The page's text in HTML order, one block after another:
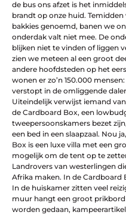
de bus ons afzet is het
brandt op onze huid.
bakkies genoemd, banen we
onderdak valt niet mee. De
blijken niet te vinden of liggen
zien we meteen al een groot
andere hoofdsteden op het
wonen er zo’n 150.000
verstopt in de omliggende
Uiteindelijk verwijst iemand
de Cardboard Box, een
tweepersoonskamers bezet
een bed in een slaapzaal. Nou
Box is een luxe villa met een
mogelijk om de tent op te
Landrovers van westerlingen
Afrika maken. In de Cardboard
In de huiskamer zitten veel
muur hangt een groot
worden gedaan,